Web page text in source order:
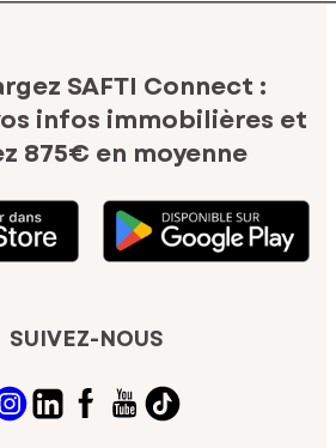
SAFTI Connect :
infos immobilières et
875€ en moyenne
SUIVEZ-NOUS